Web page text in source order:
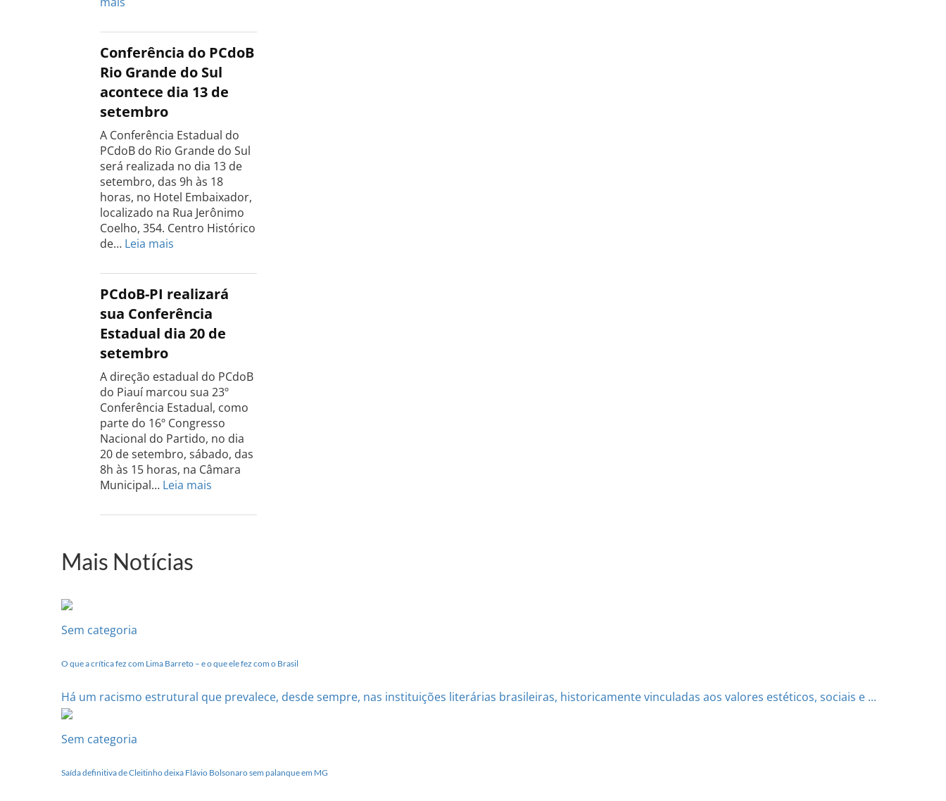
Estadual
do
Tocantins
será
realizada
18
de
setembro
Conferência do PCdoB
Rio Grande do Sul
acontece dia 13 de
setembro
A Conferência Estadual do
PCdoB do Rio Grande do Sul
será realizada no dia 13 de
setembro, das 9h às 18
horas, no Hotel Embaixador,
localizado na Rua Jerônimo
Coelho, 354. Centro Histórico
de… Leia mais
do
PCdoB
Rio
Grande
do
dia
13
de
setembro
PCdoB-PI realizará
sua Conferência
Estadual dia 20 de
setembro
A direção estadual do PCdoB
do Piauí marcou sua 23º
Conferência Estadual, como
parte do 16º Congresso
Nacional do Partido, no dia
20 de setembro, sábado, das
8h às 15 horas, na Câmara
Municipal… Leia mais
PI
Mais Notícias
Sem categoria
O que a crítica fez com Lima Barreto – e o que ele fez com o Brasil
Há um racismo estrutural que prevalece, desde sempre, nas instituições literárias brasileiras, historicamente vinculadas aos valores estéticos, sociais e ...
Sem categoria
Saída definitiva de Cleitinho deixa Flávio Bolsonaro sem palanque em MG